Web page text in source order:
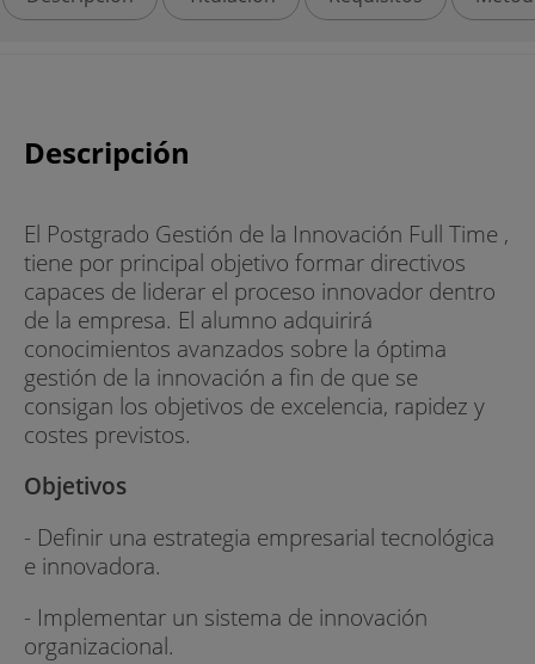
Descripción
El Postgrado Gestión de la Innovación Full Time ,
tiene por principal objetivo formar directivos
capaces de liderar el proceso innovador dentro
de la empresa. El alumno adquirirá
conocimientos avanzados sobre la óptima
gestión de la innovación a fin de que se
consigan los objetivos de excelencia, rapidez y
costes previstos.
Objetivos
- Definir una estrategia empresarial tecnológica
e innovadora.
- Implementar un sistema de innovación
organizacional.